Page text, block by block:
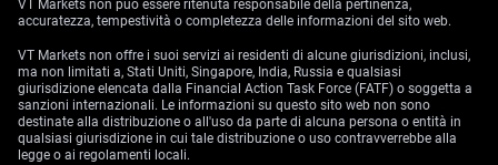
VT Markets non può essere ritenuta responsabile della pertinenza,
accuratezza, tempestività o completezza delle informazioni del sito web.
VT Markets non offre i suoi servizi ai residenti di alcune giurisdizioni, inclusi,
ma non limitati a, Stati Uniti, Singapore, India, Russia e qualsiasi
giurisdizione elencata dalla Financial Action Task Force (FATF) o soggetta a
sanzioni internazionali. Le informazioni su questo sito web non sono
destinate alla distribuzione o all'uso da parte di alcuna persona o entità in
qualsiasi giurisdizione in cui tale distribuzione o uso contravverrebbe alla
legge o ai regolamenti locali.